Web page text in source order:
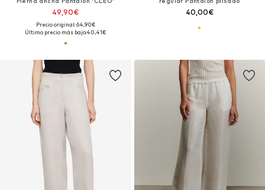
49,90€
Precio original: 64,90€
Último precio más bajo:40,41€
40,00€